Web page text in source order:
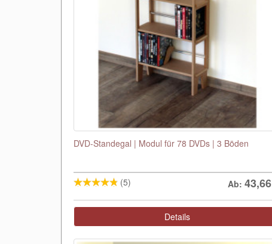
DVD-Standegal | Modul für 78 DVDs | 3 Böden
(5) Ab: 43,66
Details